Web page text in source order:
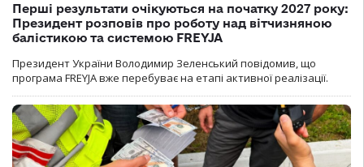
Перші результати очікуються на початку 2027 року:
Президент розповів про роботу над вітчизняною
балістикою та системою FREYJA
Президент України Володимир Зеленський повідомив, що
програма FREYJA вже перебуває на етапі активної реалізації.